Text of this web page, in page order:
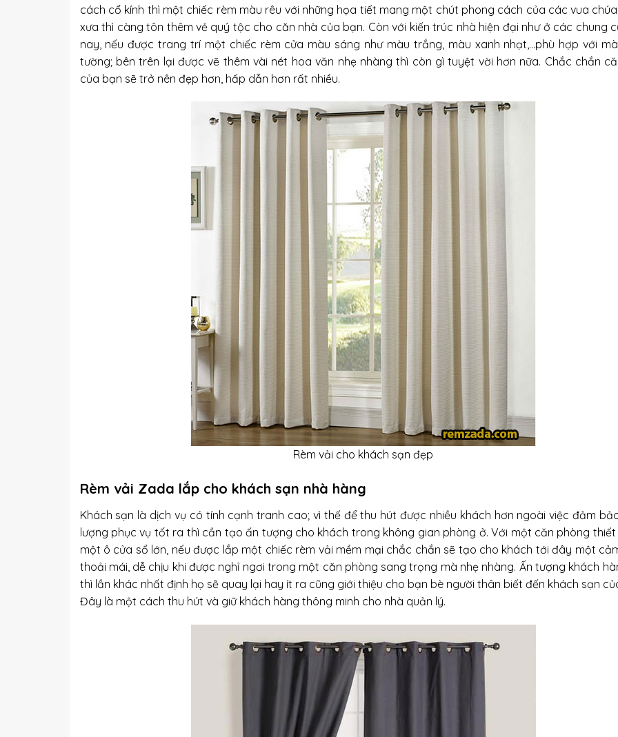
cách cổ kính thì một chiếc rèm màu rêu với những họa tiết mang một chút phong cách của các vua
xưa thì càng tôn thêm vẻ quý tộc cho căn nhà của bạn. Còn với kiến trúc nhà hiện đại như ở các chung
nay, nếu được trang trí một chiếc rèm cửa màu sáng như màu trắng, màu xanh nhạt,…phù hợp với
tường; bên trên lại được vẽ thêm vài nét hoa văn nhẹ nhàng thì còn gì tuyệt vời hơn nữa. Chắc chắn
của bạn sẽ trở nên đẹp hơn, hấp dẫn hơn rất nhiều.
Rèm vải cho khách sạn đẹp
Rèm vải Zada lắp cho khách sạn nhà hàng
Khách sạn là dịch vụ có tính cạnh tranh cao; vì thế để thu hút được nhiều khách hơn ngoài việc đảm
lượng phục vụ tốt ra thì cần tạo ấn tượng cho khách trong không gian phòng ở. Với một căn phòng thiết
một ô cửa sổ lớn, nếu được lắp một chiếc rèm vải mềm mại chắc chắn sẽ tạo cho khách tới đây một
thoải mái, dễ chịu khi được nghỉ ngơi trong một căn phòng sang trọng mà nhẹ nhàng. Ấn tượng khách
thì lần khác nhất định họ sẽ quay lại hay ít ra cũng giới thiệu cho bạn bè người thân biết đến khách sạn
Đây là một cách thu hút và giữ khách hàng thông minh cho nhà quản lý.